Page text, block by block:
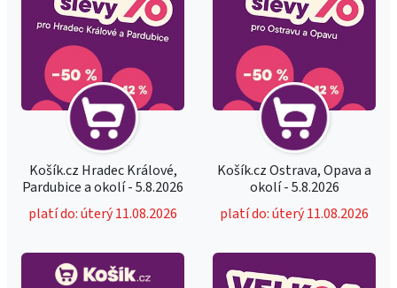
Košík.cz Hradec Králové,
Pardubice a okolí - 5.8.2026
platí do: úterý 11.08.2026
Košík.cz Ostrava, Opava a
okolí - 5.8.2026
platí do: úterý 11.08.2026